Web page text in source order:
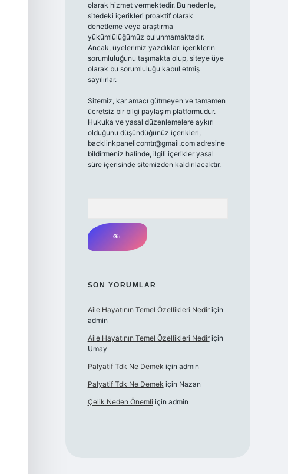
olarak hizmet vermektedir. Bu nedenle,
sitedeki içerikleri proaktif olarak
denetleme veya araştırma
yükümlülüğümüz bulunmamaktadır.
Ancak, üyelerimiz yazdıkları içeriklerin
sorumluluğunu taşımakta olup, siteye üye
olarak bu sorumluluğu kabul etmiş
sayılırlar.
Sitemiz, kar amacı gütmeyen ve tamamen
ücretsiz bir bilgi paylaşım platformudur.
Hukuka ve yasal düzenlemelere aykırı
olduğunu düşündüğünüz içerikleri,
backlinkpanelicomtr@gmail.comadresine
bildirmeniz halinde, ilgili içerikler yasal
süre içerisinde sitemizden kaldırılacaktır.
SON YORUMLAR
Aile Hayatının Temel Özellikleri Nediriçin
admin
Aile Hayatının Temel Özellikleri Nediriçin
Umay
Palyatif Tdk Ne Demek için admin
Palyatif Tdk Ne Demek için Nazan
Çelik Neden Önemli için admin